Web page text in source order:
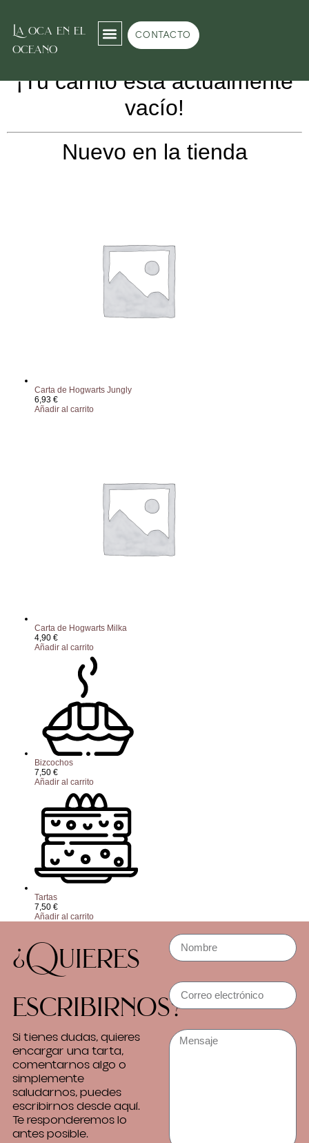
La oca en el
oceano
CONTACTO
Puede que te interese…
¡Tu carrito está actualmente
vacío!
Nuevo en la tienda
Carta de Hogwarts Jungly
6,93 €
Añadir al carrito
Carta de Hogwarts Milka
4,90 €
Añadir al carrito
Bizcochos
7,50 €
Añadir al carrito
Tartas
7,50 €
Añadir al carrito
¿Quieres
escribirnos?
Si tienes dudas, quieres
encargar una tarta,
comentarnos algo o
simplemente
saludarnos, puedes
escribirnos desde aquí.
Te responderemos lo
antes posible.